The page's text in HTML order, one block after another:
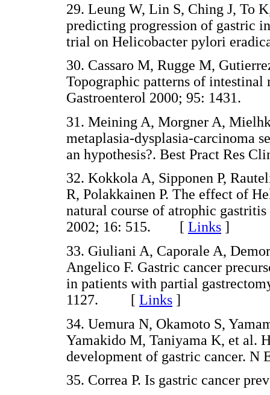
29. Leung W, Lin S, Ching J, To
predicting progression of gastric
trial on Helicobacter pylori
30. Cassaro M, Rugge M,
Topographic patterns of intestinal
Gastroenterol 2000; 95:
31. Meining A, Morgner A,
metaplasia-dysplasia-carcinoma
an hypothesis?. Best Pract
32. Kokkola A, Sipponen P,
R, Polakkainen P. The effect of
natural course of atrophic
2002; 16: 515. [ Links ]
33. Giuliani A, Caporale A,
Angelico F. Gastric cancer
in patients with partial
1127. [ Links ]
34. Uemura N, Okamoto S,
Yamakido M, Taniyama K, et al.
development of gastric cancer.
35. Correa P. Is gastric cancer